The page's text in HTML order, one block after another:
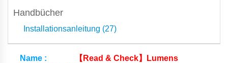
Handbücher
Installationsanleitung (27)
【Read & Check】Lumens